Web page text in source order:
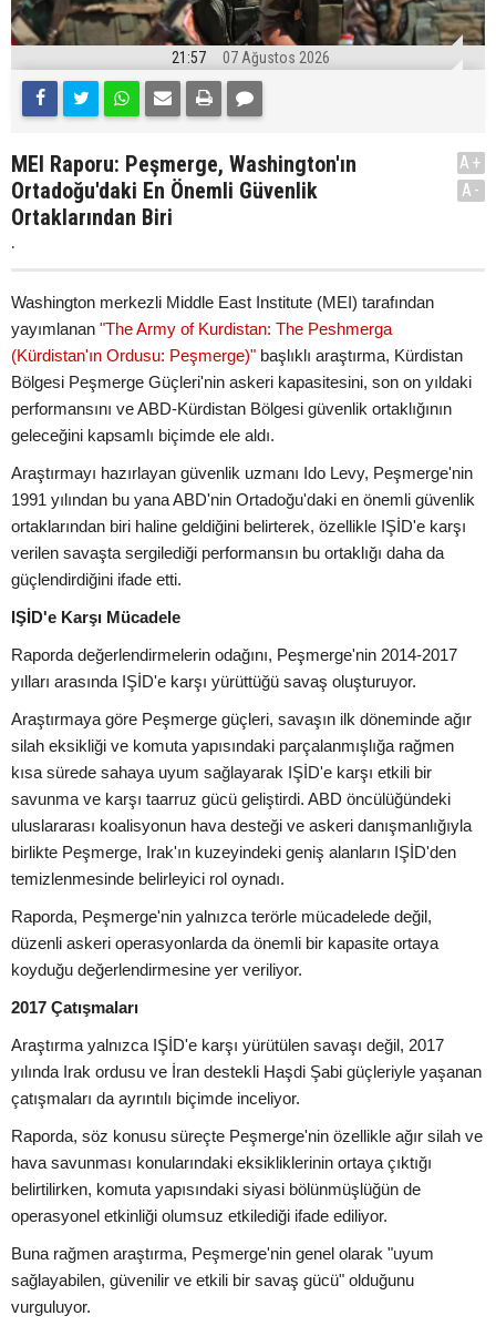
21:57 07 Ağustos 2026
MEI Raporu: Peşmerge, Washington'ın
Ortadoğu'daki En Önemli Güvenlik
Ortaklarından Biri
.
A+
A-
Washington merkezli Middle East Institute (MEI) tarafından
yayımlanan "The Army of Kurdistan: The Peshmerga
(Kürdistan'ın Ordusu: Peşmerge)" başlıklı araştırma, Kürdistan
Bölgesi Peşmerge Güçleri'nin askeri kapasitesini, son on yıldaki
performansını ve ABD-Kürdistan Bölgesi güvenlik ortaklığının
geleceğini kapsamlı biçimde ele aldı.
Araştırmayı hazırlayan güvenlik uzmanı Ido Levy, Peşmerge'nin
1991 yılından bu yana ABD'nin Ortadoğu'daki en önemli güvenlik
ortaklarından biri haline geldiğini belirterek, özellikle IŞİD'e karşı
verilen savaşta sergilediği performansın bu ortaklığı daha da
güçlendirdiğini ifade etti.
IŞİD'e Karşı Mücadele
Raporda değerlendirmelerin odağını, Peşmerge'nin 2014-2017
yılları arasında IŞİD'e karşı yürüttüğü savaş oluşturuyor.
Araştırmaya göre Peşmerge güçleri, savaşın ilk döneminde ağır
silah eksikliği ve komuta yapısındaki parçalanmışlığa rağmen
kısa sürede sahaya uyum sağlayarak IŞİD'e karşı etkili bir
savunma ve karşı taarruz gücü geliştirdi. ABD öncülüğündeki
uluslararası koalisyonun hava desteği ve askeri danışmanlığıyla
birlikte Peşmerge, Irak'ın kuzeyindeki geniş alanların IŞİD'den
temizlenmesinde belirleyici rol oynadı.
Raporda, Peşmerge'nin yalnızca terörle mücadelede değil,
düzenli askeri operasyonlarda da önemli bir kapasite ortaya
koyduğu değerlendirmesine yer veriliyor.
2017 Çatışmaları
Araştırma yalnızca IŞİD'e karşı yürütülen savaşı değil, 2017
yılında Irak ordusu ve İran destekli Haşdi Şabi güçleriyle yaşanan
çatışmaları da ayrıntılı biçimde inceliyor.
Raporda, söz konusu süreçte Peşmerge'nin özellikle ağır silah ve
hava savunması konularındaki eksikliklerinin ortaya çıktığı
belirtilirken, komuta yapısındaki siyasi bölünmüşlüğün de
operasyonel etkinliği olumsuz etkilediği ifade ediliyor.
Buna rağmen araştırma, Peşmerge'nin genel olarak "uyum
sağlayabilen, güvenilir ve etkili bir savaş gücü" olduğunu
vurguluyor.